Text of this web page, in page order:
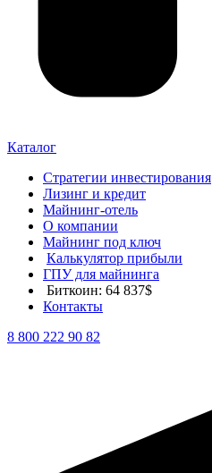
Каталог
Стратегии инвестирования
Лизинг и кредит
Майнинг-отель
О компании
Майнинг под ключ
Калькулятор прибыли
ГПУ для майнинга
Биткоин: 64 837$
Контакты
8 800 222 90 82